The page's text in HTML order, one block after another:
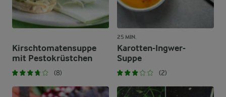
Kirschtomatensuppe
mit Pestokrüstchen
(8)
25 MIN.
Karotten-Ingwer-
Suppe
(2)